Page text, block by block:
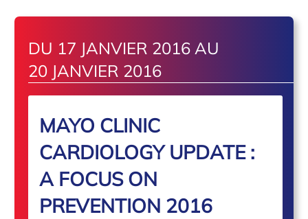
DU 17 JANVIER 2016 AU
20 JANVIER 2016
MAYO CLINIC
CARDIOLOGY UPDATE :
A FOCUS ON
PREVENTION 2016